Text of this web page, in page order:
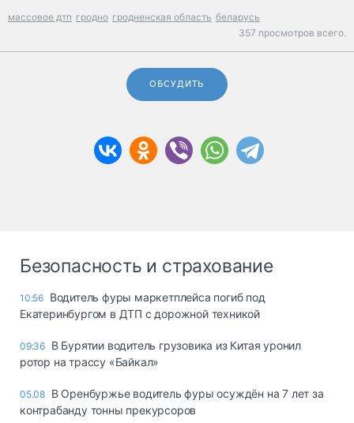
массовое дтп гродно гродненская область беларусь
357 просмотров всего.
ОБСУДИТЬ
Безопасность и страхование
10:56 Водитель фуры маркетплейса погиб под
Екатеринбургом в ДТП с дорожной техникой
09:36 В Бурятии водитель грузовика из Китая уронил
ротор на трассу «Байкал»
05.08 В Оренбуржье водитель фуры осуждён на 7 лет за
контрабанду тонны прекурсоров